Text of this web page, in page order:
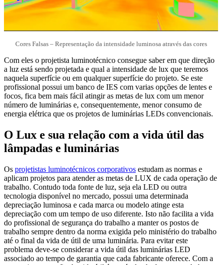
Cores Falsas – Representação da intensidade luminosa através das cores
Com eles o projetista luminotécnico consegue saber em que direção
a luz está sendo projetada e qual a intensidade de lux que teremos
naquela superfície ou em qualquer superfície do projeto. Se este
profissional possui um banco de IES com varias opções de lentes e
focos, fica bem mais fácil atingir as metas de lux com um menor
número de luminárias e, consequentemente, menor consumo de
energia elétrica que os projetos de luminárias LEDs convencionais.
O Lux e sua relação com a vida útil das
lâmpadas e luminárias
Os projetistas luminotécnicos corporativos estudam as normas e
aplicam projetos para atender as metas de LUX de cada operação de
trabalho. Contudo toda fonte de luz, seja ela LED ou outra
tecnologia disponível no mercado, possui uma determinada
depreciação luminosa e cada marca ou modelo atinge esta
depreciação com um tempo de uso diferente. Isto não facilita a vida
do profissional de segurança do trabalho a manter os postos de
trabalho sempre dentro da norma exigida pelo ministério do trabalho
até o final da vida de útil de uma luminária. Para evitar este
problema deve-se considerar a vida útil das luminárias LED
associado ao tempo de garantia que cada fabricante oferece. Com a